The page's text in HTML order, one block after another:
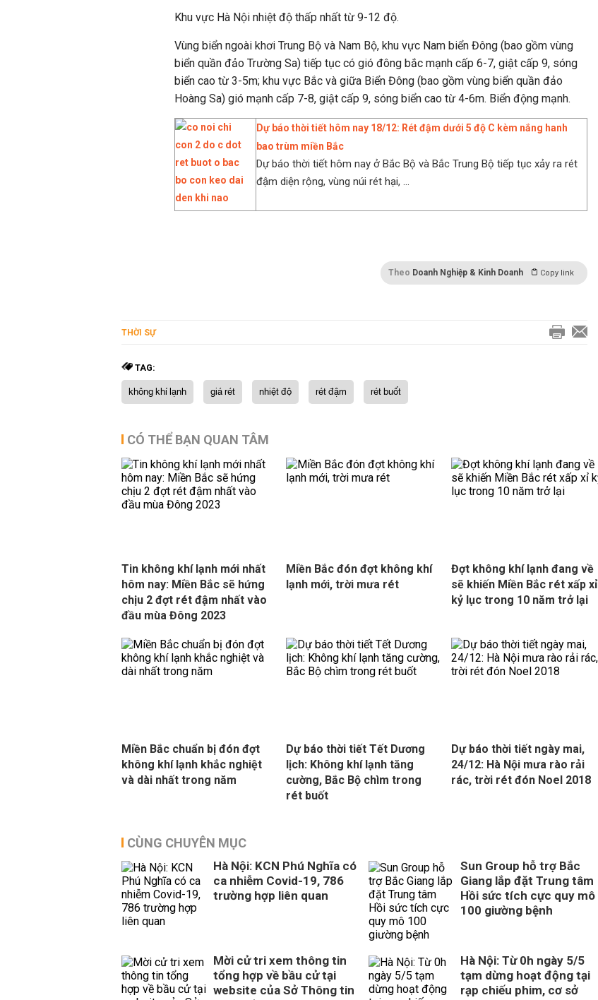
Khu vực Hà Nội nhiệt độ thấp nhất từ 9-12 độ.
Vùng biển ngoài khơi Trung Bộ và Nam Bộ, khu vực Nam biển Đông (bao gồm vùng
biển quần đảo Trường Sa) tiếp tục có gió đông bắc mạnh cấp 6-7, giật cấp 9, sóng
biển cao từ 3-5m; khu vực Bắc và giữa Biển Đông (bao gồm vùng biển quần đảo
Hoàng Sa) gió mạnh cấp 7-8, giật cấp 9, sóng biển cao từ 4-6m. Biển động mạnh.
Dự báo thời tiết hôm nay 18/12: Rét đậm dưới 5 độ C kèm nắng hanh
bao trùm miền Bắc
Dự báo thời tiết hôm nay ở Bắc Bộ và Bắc Trung Bộ tiếp tục xảy ra rét
đậm diện rộng, vùng núi rét hại, ...
Theo Doanh Nghiệp & Kinh Doanh Copy link
THỜI SỰ
TAG:
không khí lạnh giá rét nhiệt độ rét đậm rét buốt
CÓ THỂ BẠN QUAN TÂM
Tin không khí lạnh mới nhất
hôm nay: Miền Bắc sẽ hứng
chịu 2 đợt rét đậm nhất vào
đầu mùa Đông 2023
Miền Bắc đón đợt không khí
lạnh mới, trời mưa rét
Đợt không khí lạnh đang về
sẽ khiến Miền Bắc rét xấp xỉ
kỷ lục trong 10 năm trở lại
Miền Bắc chuẩn bị đón đợt
không khí lạnh khắc nghiệt
và dài nhất trong năm
Dự báo thời tiết Tết Dương
lịch: Không khí lạnh tăng
cường, Bắc Bộ chìm trong
rét buốt
Dự báo thời tiết ngày mai,
24/12: Hà Nội mưa rào rải
rác, trời rét đón Noel 2018
CÙNG CHUYÊN MỤC
Hà Nội: KCN Phú Nghĩa có
ca nhiễm Covid-19, 786
trường hợp liên quan
Sun Group hỗ trợ Bắc
Giang lắp đặt Trung tâm
Hồi sức tích cực quy mô
100 giường bệnh
Mời cử tri xem thông tin
tổng hợp về bầu cử tại
website của Sở Thông tin
Hà Nội: Từ 0h ngày 5/5
tạm dừng hoạt động tại
rạp chiếu phim, cơ sở